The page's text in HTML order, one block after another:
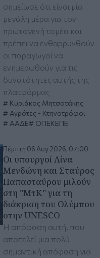
σημείωσε ότι είναι μία
μεγάλη μέρα για τον
πρωτογενή τομέα και
πρέπει να ενθαρρυνθούν
οι παραγωγοί να
ενημερωθούν για τις
δυνατότητες αυτής της
πλατφόρμας
Κυριάκος Μητσοτάκης
Αγρότες - Κτηνοτρόφοι
ΑΑΔΕ
ΟΠΕΚΕΠΕ
Πέμπτη 06 Αυγ 2026, 07:00
Οι υπουργοί Λίνα
Μενδώνη και Σταύρος
Παπασταύρου μιλούν
στη "ΜτΚ" για τη
διάκριση του Ολύμπου
στην UNESCO
Η απόφαση αυτή, που
αποτελεί μια πολύ
σημαντική απόφαση για